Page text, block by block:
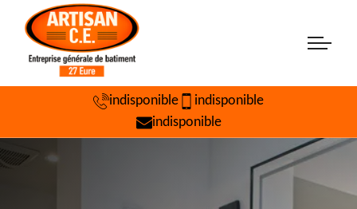
indisponible
indisponible
indisponible